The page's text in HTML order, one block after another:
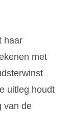
haar
met
uitleg houdt
van de